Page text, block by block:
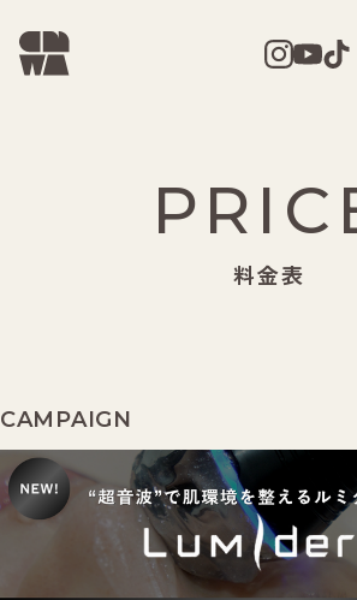
料金表
CAMPAIGN